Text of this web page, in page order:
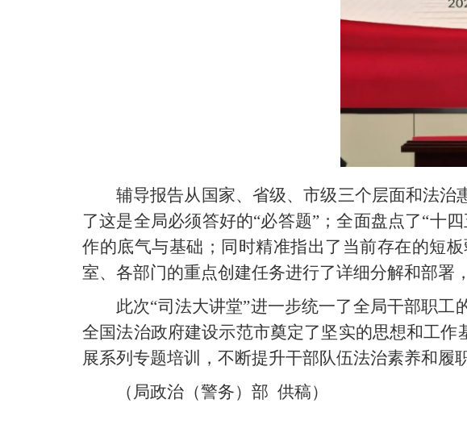
辅导报告从国家、省级、市级三个层面和法
了这是全局必须答好的“必答题”；全面盘点了“十
作的底气与基础；同时精准指出了当前存在的短
室、各部门的重点创建任务进行了详细分解和部
此次“司法大讲堂”进一步统一了全局干部职
全国法治政府建设示范市奠定了坚实的思想和工
展系列专题培训，不断提升干部队伍法治素养和
（ 局政治（警务）部 供稿）